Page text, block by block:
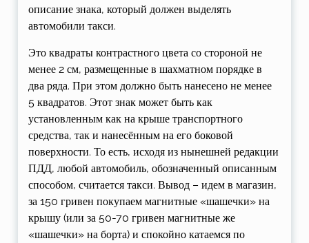
описание знака, который должен выделять
автомобили такси.
Это квадраты контрастного цвета со стороной не
менее 2 см, размещенные в шахматном порядке в
два ряда. При этом должно быть нанесено не менее
5 квадратов. Этот знак может быть как
установленным как на крыше транспортного
средства, так и нанесённым на его боковой
поверхности. То есть, исходя из нынешней редакции
ПДД, любой автомобиль, обозначенный описанным
способом, считается такси. Вывод – идем в магазин,
за 150 гривен покупаем магнитные «шашечки» на
крышу (или за 50-70 гривен магнитные же
«шашечки» на борта) и спокойно катаемся по